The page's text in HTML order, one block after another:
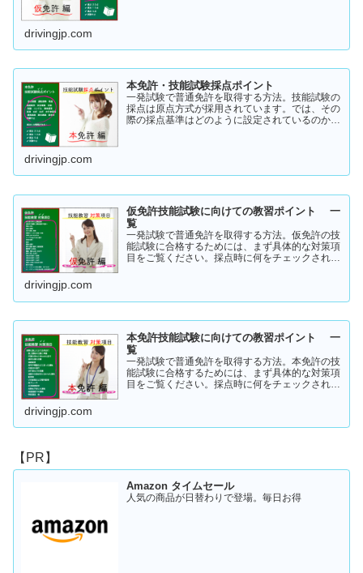
drivingjp.com
本免許・技能試験採点ポイント
一発試験で普通免許を取得する方法。技能試験の
採点は原点方式が採用されています。では、その
際の採点基準はどのように設定されているのかご
drivingjp.com
仮免許技能試験に向けての教習ポイント 一
覧
一発試験で普通免許を取得する方法。仮免許の技
能試験に合格するためには、まず具体的な対策項
目をご覧ください。採点時に何をチェックされる
drivingjp.com
本免許技能試験に向けての教習ポイント 一
覧
一発試験で普通免許を取得する方法。本免許の技
能試験に合格するためには、まず具体的な対策項
目をご覧ください。採点時に何をチェックされる
drivingjp.com
【PR】
Amazon タイムセール
人気の商品が日替わりで登場。毎日お得